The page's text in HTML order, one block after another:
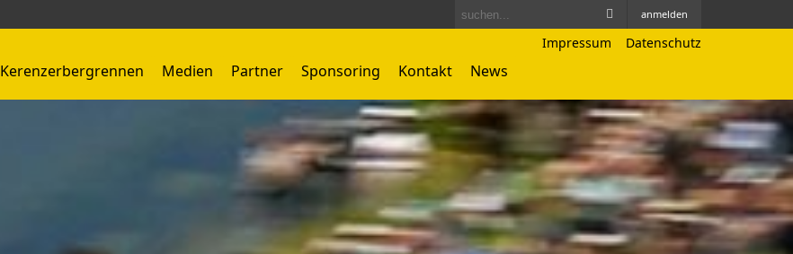
anmelden
Impressum Datenschutz
Kerenzerbergrennen Medien Partner Sponsoring Kontakt News